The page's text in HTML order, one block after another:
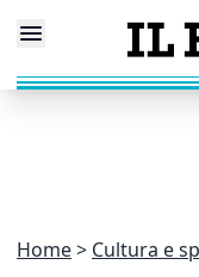
Home Cultura e